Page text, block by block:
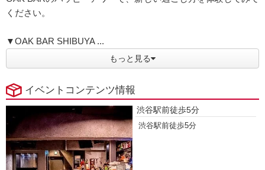
ください。
▼OAK BAR SHIBUYA ...
もっと見る
イベントコンテンツ情報
渋谷駅前徒歩5分
渋谷駅前徒歩5分